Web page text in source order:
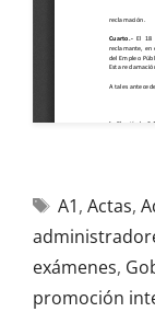
A1, Actas,
exámenes,
promoción